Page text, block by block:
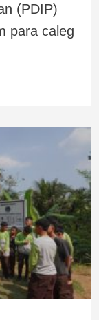
(PDIP)
para caleg